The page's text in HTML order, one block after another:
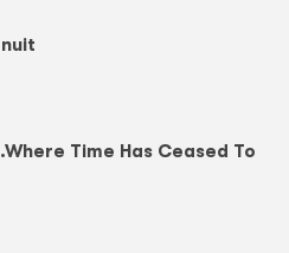
Time Has Ceased To